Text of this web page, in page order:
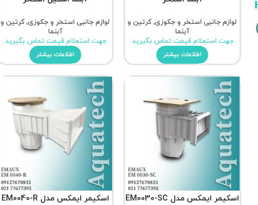
لوازم جانبی استخر و جکوزی,کرتین و
آبنما
جهت استعلام قیمت تماس بگیرید.
اطلاعات بیشتر
لوازم جانبی استخر و جکوزی,کرتین و
آبنما
جهت استعلام قیمت تماس بگیرید.
اطلاعات بیشتر
اسکیمر ایمکس مدل EM0030-SC اسکیمر ایمکس مدل EM0040-R